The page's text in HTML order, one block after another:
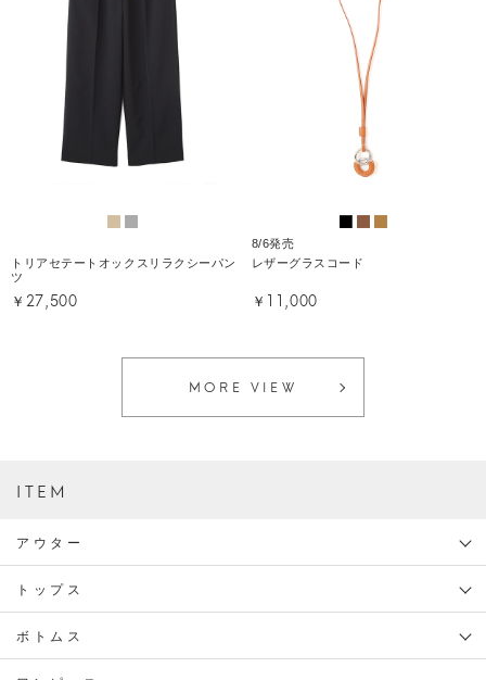
トリアセテートオックスリラクシーパン
ツ
￥27,500
8/6発売
レザーグラスコード
￥11,000
MORE VIEW
ITEM
アウター
トップス
ボトムス